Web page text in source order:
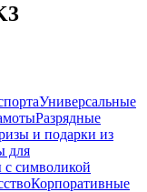
Универсальные
Разрядные
и подарки из
для
символикой
Корпоративные